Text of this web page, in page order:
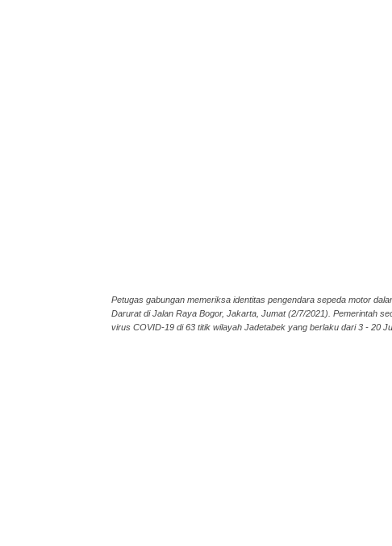
Petugas gabungan memeriksa identitas pengendara sepeda motor
Darurat di Jalan Raya Bogor, Jakarta, Jumat (2/7/2021). Pemerintah
virus COVID-19 di 63 titik wilayah Jadetabek yang berlaku dari 3 - 20